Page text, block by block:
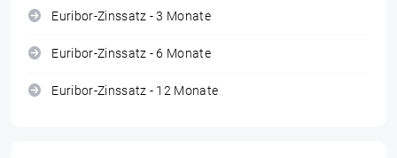
Euribor-Zinssatz - 3 Monate
Euribor-Zinssatz - 6 Monate
Euribor-Zinssatz - 12 Monate